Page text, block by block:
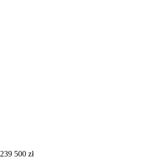
239 500 zł